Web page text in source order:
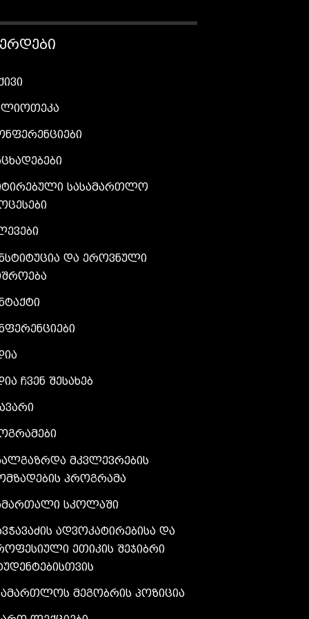
სასამართლო
და ეროვნული
ჩვენ შესახებ
მკვლევრების
პროგრამა
სკოლაში
ადვოკატირებისა და
ეთიკის შეჯიბრი
მეგობრის პოზიცია